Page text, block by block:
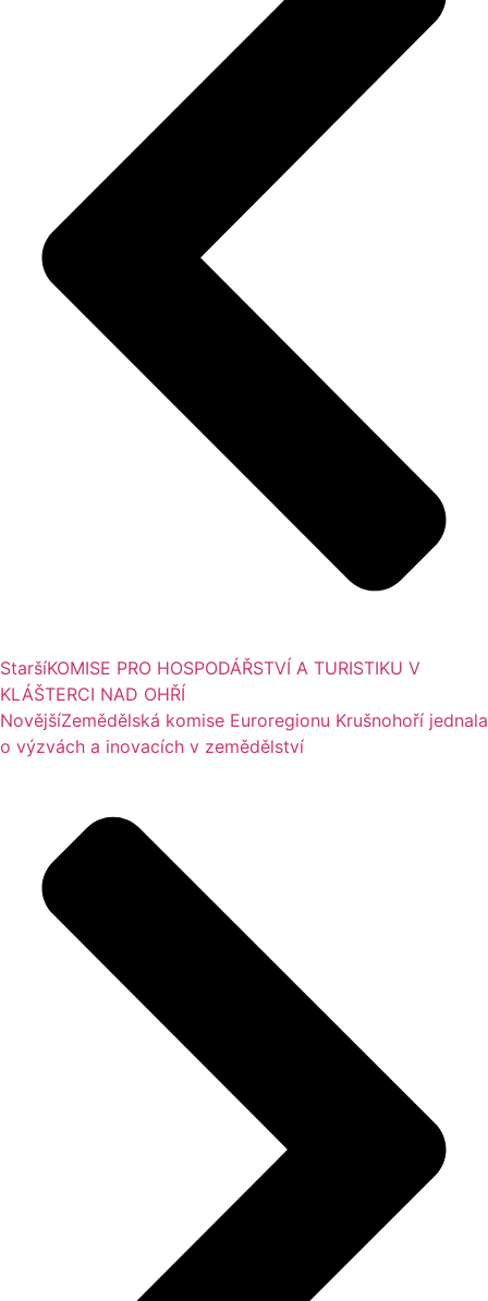
StaršíKOMISE PRO HOSPODÁŘSTVÍ A TURISTIKU V
KLÁŠTERCI NAD OHŘÍ
NovějšíZemědělská komise Euroregionu Krušnohoří jednala
o výzvách a inovacích v zemědělství